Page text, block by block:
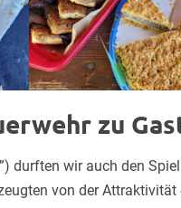
zu
durften wir auch den
von der Attraktivität